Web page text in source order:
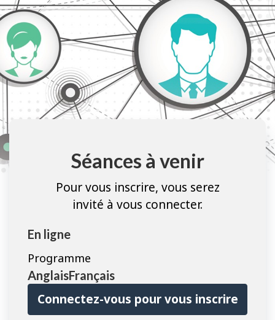
Séances à venir
Pour vous inscrire, vous serez
invité à vous connecter.
En ligne
Programme
AnglaisFrançais
Connectez-vous pour vous inscrire